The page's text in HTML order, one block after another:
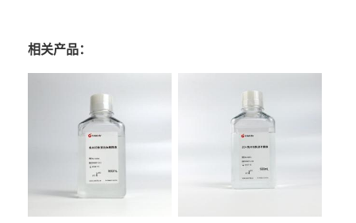
相关产品：